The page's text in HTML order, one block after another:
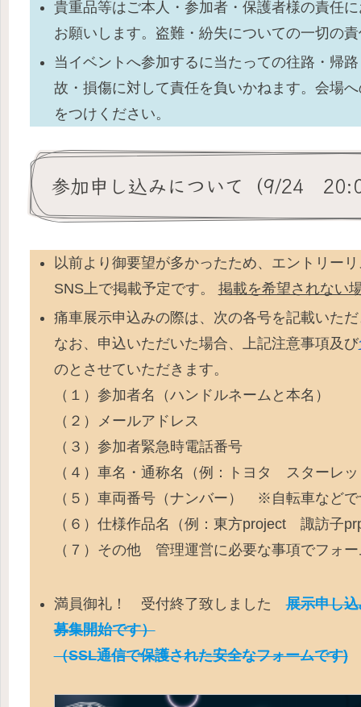
貴重品等はご本人・参加者・保護者様の責任
お願いします。盗難・紛失についての一切の
当イベントへ参加するに当たっての往路・帰
故・損傷に対して責任を負いかねます。会場
をつけください。
参加申し込みについて（9/24
以前より御要望が多かったため、エントリー
SNS上で掲載予定です。 掲載を希望されない
痛車展示申込みの際は、次の各号を記載いた
なお、申込いただいた場合、上記注意事項及び
のとさせていただきます。
（１）参加者名（ハンドルネームと本名）
（２）メールアドレス
（３）参加者緊急時電話番号
（４）車名・通称名（例：トヨタ スターレ
（５）車両番号（ナンバー） ※自転車など
（６）仕様作品名（例：東方project 諏訪子
（７）その他 管理運営に必要な事項でフォ
満員御礼！ 受付終了致しました展示申し
募集開始です）
（SSL通信で保護された安全なフォームです)